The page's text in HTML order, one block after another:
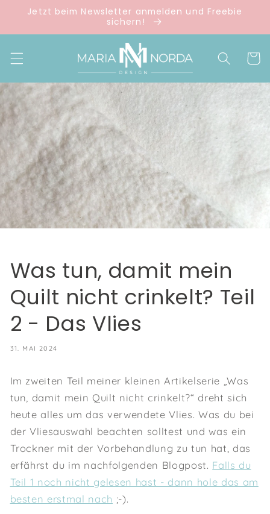
zum
Jetzt beim Newsletter anmelden und Freebie
sichern!
Was tun, damit mein
Quilt nicht crinkelt? Teil
2 - Das Vlies
31. MAI 2024
Im zweiten Teil meiner kleinen Artikelserie „Was
tun, damit mein Quilt nicht crinkelt?“ dreht sich
heute alles um das verwendete Vlies. Was du bei
der Vliesauswahl beachten solltest und was ein
Trockner mit der Vorbehandlung zu tun hat, das
erfährst du im nachfolgenden Blogpost. Falls du
Teil 1 noch nicht gelesen hast - dann hole das am
besten erstmal nach ;-).